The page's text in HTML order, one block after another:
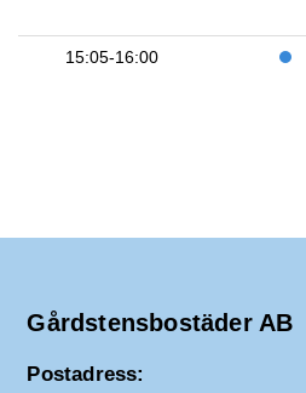
15:05-16:00
Gårdstensbostäder AB
Postadress: